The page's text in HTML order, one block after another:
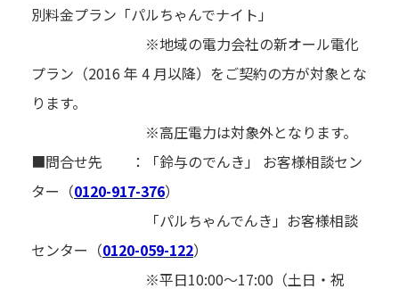
別料金プラン「パルちゃんでナイト」
※地域の電力会社の新オール電化
プラン（2016 年 4 月以降）をご契約の方が対象とな
ります。
※高圧電力は対象外となります。
■問合せ先 ：「鈴与のでんき」 お客様相談セン
ター（0120-917-376）
「パルちゃんでんき」お客様相談
センター（0120-059-122）
※平日10:00～17:00（土日・祝